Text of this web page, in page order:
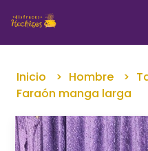
Inicio Hombre
Faraón manga larga